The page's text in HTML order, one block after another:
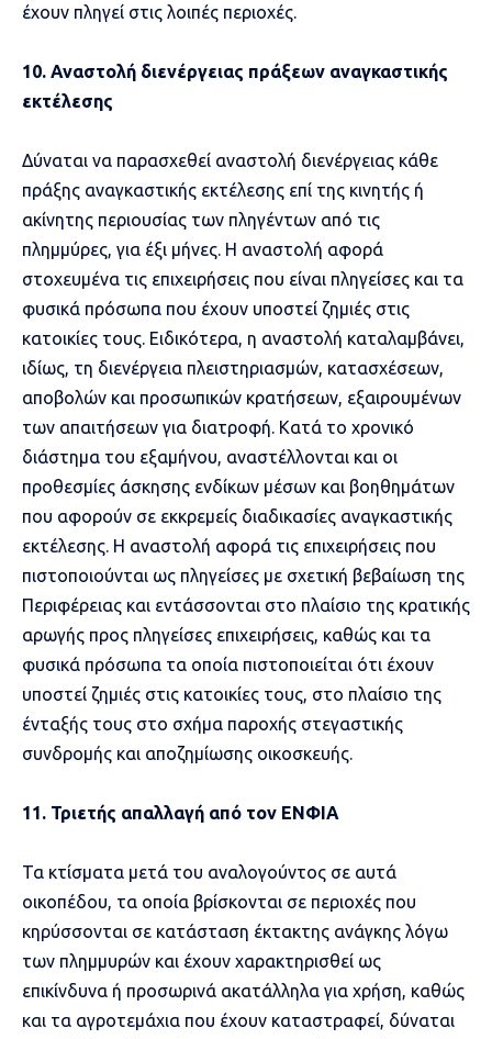
έχουν πληγεί στις λοιπές περιοχές.
10. Αναστολή διενέργειας πράξεων αναγκαστικής
εκτέλεσης
Δύναται να παρασχεθεί αναστολή διενέργειας κάθε
πράξης αναγκαστικής εκτέλεσης επί της κινητής ή
ακίνητης περιουσίας των πληγέντων από τις
πλημμύρες, για έξι μήνες. Η αναστολή αφορά
στοχευμένα τις επιχειρήσεις που είναι πληγείσες και τα
φυσικά πρόσωπα που έχουν υποστεί ζημιές στις
κατοικίες τους. Ειδικότερα, η αναστολή καταλαμβάνει,
ιδίως, τη διενέργεια πλειστηριασμών, κατασχέσεων,
αποβολών και προσωπικών κρατήσεων, εξαιρουμένων
των απαιτήσεων για διατροφή. Κατά το χρονικό
διάστημα του εξαμήνου, αναστέλλονται και οι
προθεσμίες άσκησης ενδίκων μέσων και βοηθημάτων
που αφορούν σε εκκρεμείς διαδικασίες αναγκαστικής
εκτέλεσης. Η αναστολή αφορά τις επιχειρήσεις που
πιστοποιούνται ως πληγείσες με σχετική βεβαίωση της
Περιφέρειας και εντάσσονται στο πλαίσιο της κρατικής
αρωγής προς πληγείσες επιχειρήσεις, καθώς και τα
φυσικά πρόσωπα τα οποία πιστοποιείται ότι έχουν
υποστεί ζημιές στις κατοικίες τους, στο πλαίσιο της
ένταξής τους στο σχήμα παροχής στεγαστικής
συνδρομής και αποζημίωσης οικοσκευής.
11. Τριετής απαλλαγή από τον ΕΝΦΙΑ
Τα κτίσματα μετά του αναλογούντος σε αυτά
οικοπέδου, τα οποία βρίσκονται σε περιοχές που
κηρύσσονται σε κατάσταση έκτακτης ανάγκης λόγω
των πλημμυρών και έχουν χαρακτηρισθεί ως
επικίνδυνα ή προσωρινά ακατάλληλα για χρήση, καθώς
και τα αγροτεμάχια που έχουν καταστραφεί, δύναται